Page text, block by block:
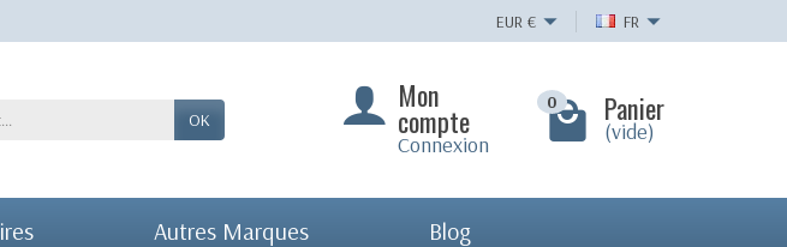
EUR € FR
OK
Mon
compte
Connexion
0 Panier
(vide)
Autres Marques Blog